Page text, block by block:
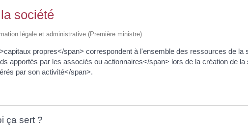
société
légale et administrative (Première ministre)
propres</span> correspondent à l'ensemble des ressources de la
apportés par les associés ou actionnaires</span> lors de la création de
par son activité</span>.
ça sert ?